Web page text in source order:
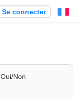
Se connecter
Oui/Non